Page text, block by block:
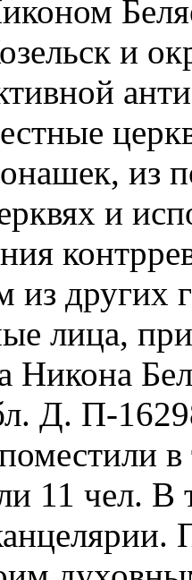
и
из
и
других
лица,
Никона
Д. П-
11 чел.